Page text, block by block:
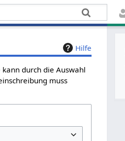
Hilfe
durch die Auswahl
muss